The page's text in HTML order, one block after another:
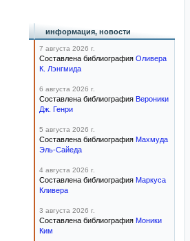
информация, новости
7 августа 2026 г.
Составлена библиография Оливера
К. Лэнгмида
6 августа 2026 г.
Составлена библиография Вероники
Дж. Генри
5 августа 2026 г.
Составлена библиография Махмуда
Эль-Сайеда
4 августа 2026 г.
Составлена библиография Маркуса
Кливера
3 августа 2026 г.
Составлена библиография Моники
Ким